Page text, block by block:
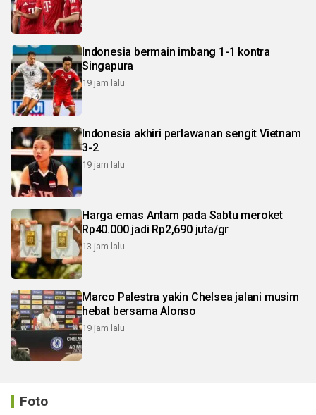
Indonesia bermain imbang 1-1 kontra
Singapura
19 jam lalu
Indonesia akhiri perlawanan sengit Vietnam
3-2
19 jam lalu
Harga emas Antam pada Sabtu meroket
Rp40.000 jadi Rp2,690 juta/gr
13 jam lalu
Marco Palestra yakin Chelsea jalani musim
hebat bersama Alonso
19 jam lalu
Foto